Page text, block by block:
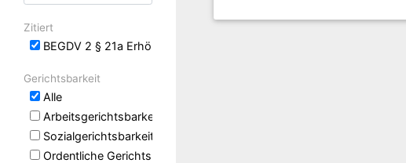
Zitiert
BEGDV 2 § 21a Erhöhung der monatlichen Mindestbeträge der
Gerichtsbarkeit
Alle
Arbeitsgerichtsbarkeit
Sozialgerichtsbarkeit
Ordentliche Gerichtsbarkeit